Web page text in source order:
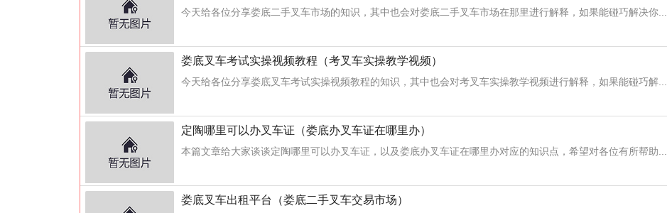
今天给各位分享娄底二手叉车市场的知识，其中也会对娄底二手叉车市场在那里进行解释，如果能碰巧解决你...
娄底叉车考试实操视频教程（考叉车实操教学视频）
今天给各位分享娄底叉车考试实操视频教程的知识，其中也会对考叉车实操教学视频进行解释，如果能碰巧解...
定陶哪里可以办叉车证（娄底办叉车证在哪里办）
本篇文章给大家谈谈定陶哪里可以办叉车证，以及娄底办叉车证在哪里办对应的知识点，希望对各位有所帮助...
娄底叉车出租平台（娄底二手叉车交易市场）